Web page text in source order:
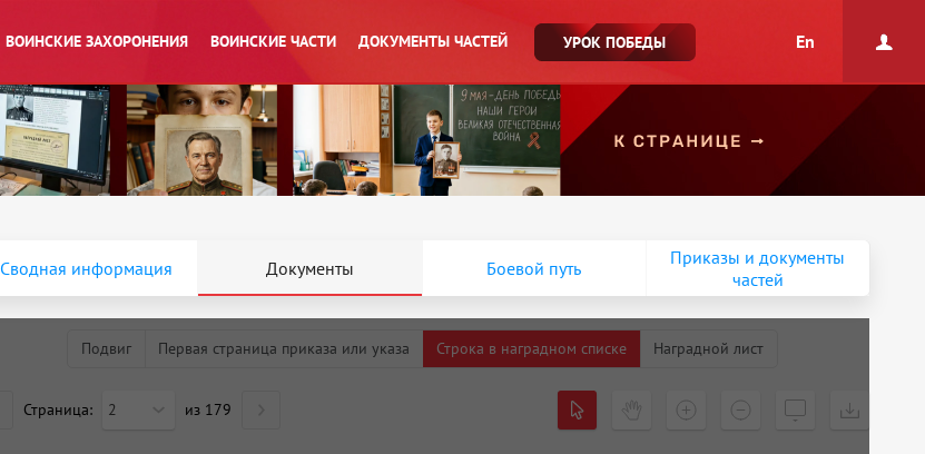
ВОИНСКИЕ ЗАХОРОНЕНИЯ ВОИНСКИЕ ЧАСТИ ДОКУМЕНТЫ ЧАСТЕЙ УРОК ПОБЕДЫ En
Сводная информация Документы Боевой путь
Приказы и документы
частей
Подвиг Первая страница приказа или указа Строка в наградном списке Наградной лист
Страница: 2 из 179